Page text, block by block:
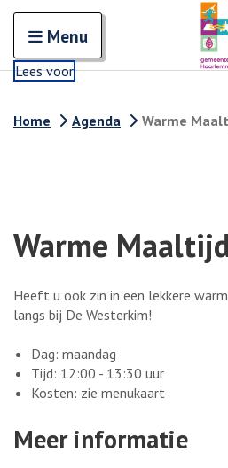
Open en sluit het
Menu
Lees voor
Home Agenda Warme
Warme
Heeft u ook zin in een lekkere
langs bij De Westerkim!
Dag: maandag
Tijd: 12:00 - 13:30 uur
Kosten: zie menukaart
Meer informatie